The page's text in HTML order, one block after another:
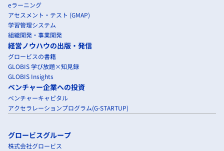
eラーニング
アセスメント・テスト (GMAP)
学習管理システム
組織開発・事業開発
経営ノウハウの出版・発信
グロービスの書籍
GLOBIS 学び放題×知見録
GLOBIS Insights
ベンチャー企業への投資
ベンチャーキャピタル
アクセラレーションプログラム(G-STARTUP)
グロービスグループ
株式会社グロービス